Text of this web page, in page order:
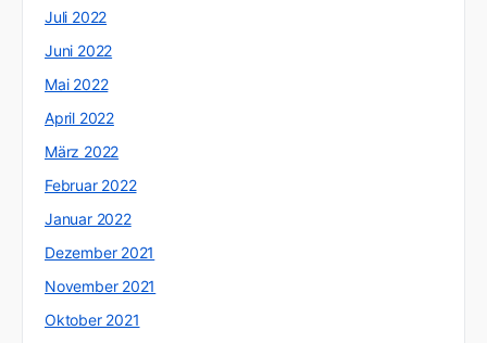
Juli 2022
Juni 2022
Mai 2022
April 2022
März 2022
Februar 2022
Januar 2022
Dezember 2021
November 2021
Oktober 2021